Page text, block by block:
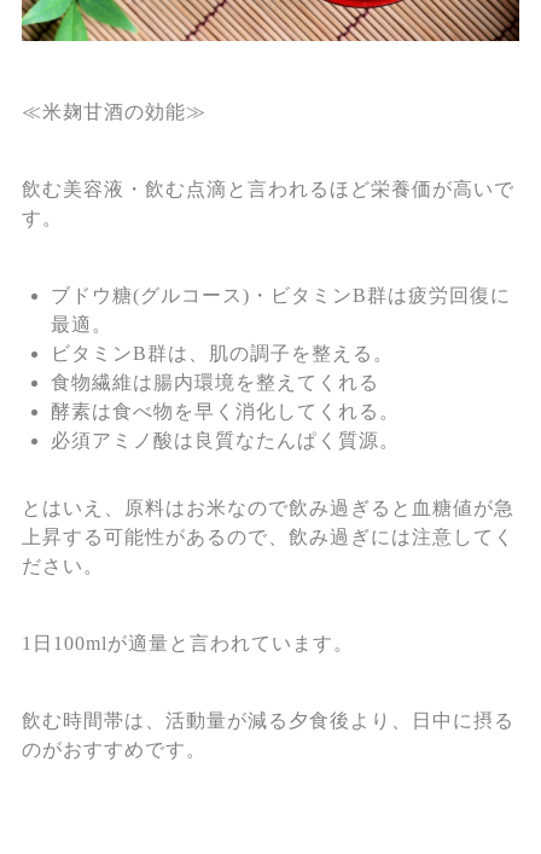
≪米麹甘酒の効能≫
飲む美容液・飲む点滴と言われるほど栄養価が高いで
す。
ブドウ糖(グルコース)・ビタミンB群は疲労回復に
最適。
ビタミンB群は、肌の調子を整える。
食物繊維は腸内環境を整えてくれる
酵素は食べ物を早く消化してくれる。
必須アミノ酸は良質なたんぱく質源。
とはいえ、原料はお米なので飲み過ぎると血糖値が急
上昇する可能性があるので、飲み過ぎには注意してく
ださい。
1日100mlが適量と言われています。
飲む時間帯は、活動量が減る夕食後より、日中に摂る
のがおすすめです。